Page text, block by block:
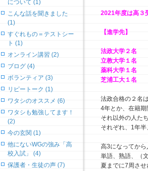
2021年度は高３
【進学先】
法政大学２名
立教大学１名
薬科大学１名
芝浦工大１名
法政合格の２名
4年とか、在籍
それ以外の人た
それぞれ、1年半
高3になってか
単語、熟語、（
夏までに7周さ
について (1)
こんな話を聞きました
(1)
すぐれもの＝テストシー
ト (1)
オンライン講習 (2)
ブログ (4)
ボランティア (3)
リピートーク (1)
ワタシのオススメ (6)
ワタシも勉強してます！
(2)
今の玄関 (1)
他にないWGの強み「高
校入試」 (4)
保護者・生徒の声 (7)